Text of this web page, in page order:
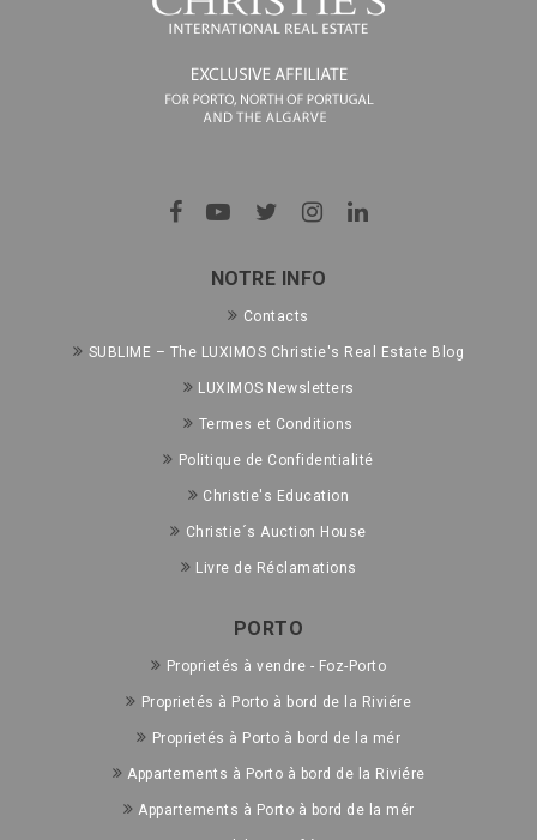
NOTRE INFO
Contacts
SUBLIME – The LUXIMOS Christie's Real Estate Blog
LUXIMOS Newsletters
Termes et Conditions
Politique de Confidentialité
Christie's Education
Christie´s Auction House
Livre de Réclamations
PORTO
Proprietés à vendre - Foz-Porto
Proprietés à Porto à bord de la Riviére
Proprietés à Porto à bord de la mér
Appartements à Porto à bord de la Riviére
Appartements à Porto à bord de la mér